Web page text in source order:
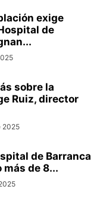
exige
de
sobre la
Ruiz, director
2025
de Barranca
más de 8...